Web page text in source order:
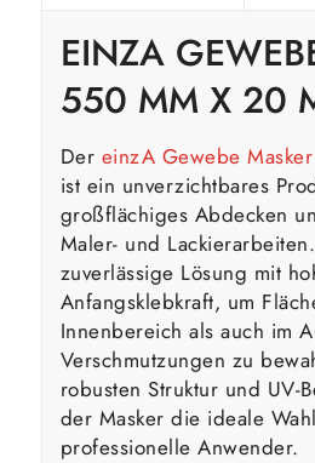
EINZA
550 MM X 20
Der einzA Gewebe
ist ein unverzichtbares
großflächiges Abdecken
Maler- und
zuverlässige Lösung mit
Anfangsklebkraft, um
Innenbereich als auch im
Verschmutzungen zu
robusten Struktur und UV-
der Masker die ideale
professionelle Anwender.